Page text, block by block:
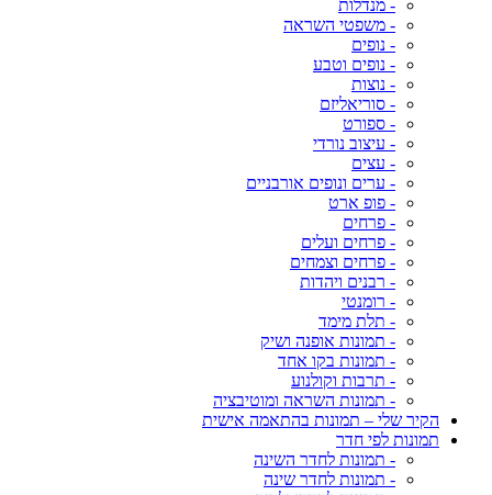
- מנדלות
- משפטי השראה
- נופים
- נופים וטבע
- נוצות
- סוריאליזם
- ספורט
- עיצוב נורדי
- עצים
- ערים ונופים אורבניים
- פופ ארט
- פרחים
- פרחים ועלים
- פרחים וצמחים
- רבנים ויהדות
- רומנטי
- תלת מימד
- תמונות אופנה ושיק
- תמונות בקו אחד
- תרבות וקולנוע
- תמונות השראה ומוטיבציה
הקיר שלי – תמונות בהתאמה אישית
תמונות לפי חדר
- תמונות לחדר השינה
- תמונות לחדר שינה